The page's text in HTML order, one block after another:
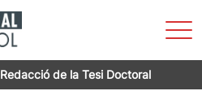
Redacció de la Tesi Doctoral